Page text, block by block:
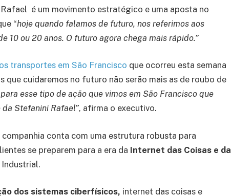
é um movimento estratégico e uma aposta no
“hoje quando falamos de futuro, nos referimos aos
10 ou 20 anos. O futuro agora chega mais rápido.”
transportes em São Francisco que ocorreu esta semana
cuidaremos no futuro não serão mais as de roubo de
para esse tipo de ação que vimos em São Francisco que
Stefanini Rafael”, afirma o executivo.
conta com uma estrutura robusta para
se preparem para a era da Internet das Coisas e da
Industrial.
dos sistemas ciberfísicos, internet das coisas e